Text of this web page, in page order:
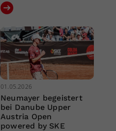
01.05.2026
Neumayer begeistert
bei Danube Upper
Austria Open
powered by SKE